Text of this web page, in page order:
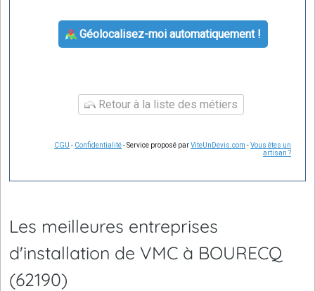
Géolocalisez-moi automatiquement !
Retour à la liste des métiers
CGU - Confidentialité- Service proposé parViteUnDevis.com -Vous êtes un
artisan ?
Les meilleures entreprises
d'installation de VMC à BOURECQ
(62190)